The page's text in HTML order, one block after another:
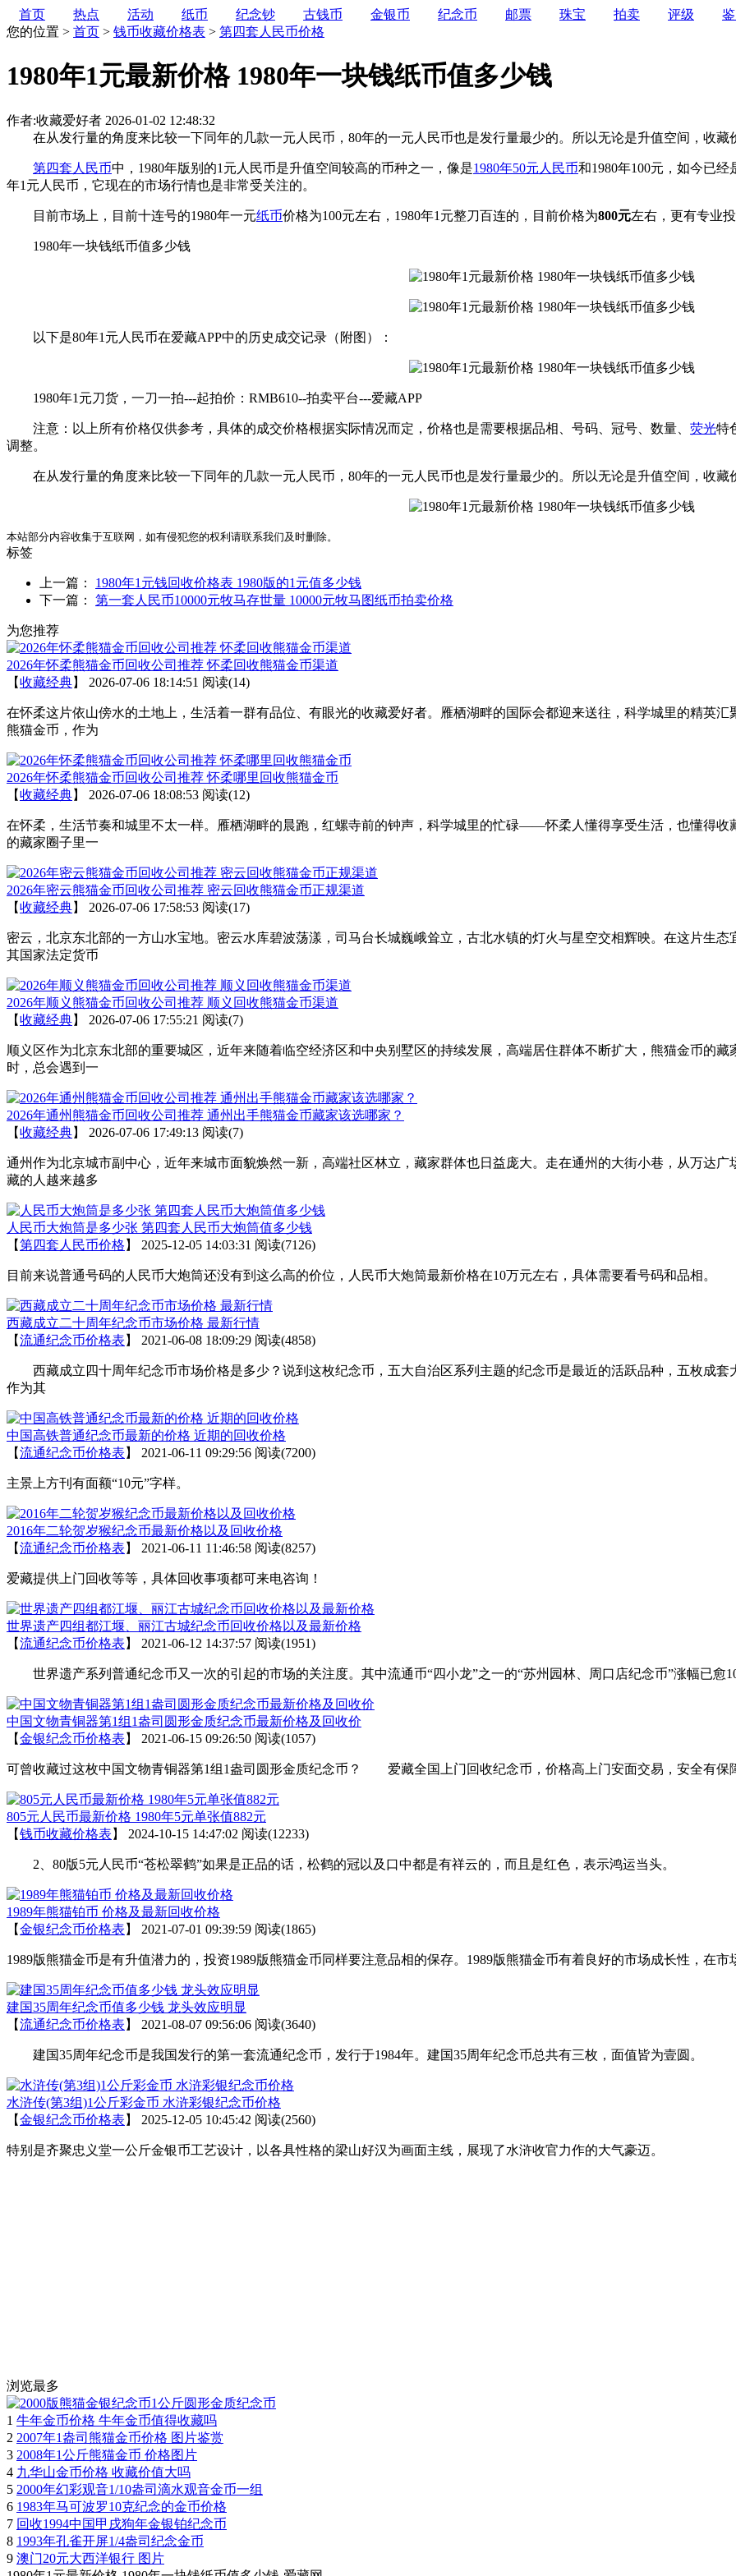
首页 热点 活动 纸币 纪念钞 古钱币 金银币 纪念币 邮票 珠宝 拍卖 评级
您的位置 > 首页 > 钱币收藏价格表 > 第四套人民币价格
1980年1元最新价格 1980年一块钱纸币值多少钱
作者:收藏爱好者 2026-01-02 12:48:32
在从发行量的角度来比较一下同年的几款一元人民币，80年的一元人民币也是发行量最少的。所以无论是升值空间，收藏
第四套人民币中，1980年版别的1元人民币是升值空间较高的币种之一，像是1980年50元人民币和1980年100元，如今已
年1元人民币，它现在的市场行情也是非常受关注的。
目前市场上，目前十连号的1980年一元纸币价格为100元左右，1980年1元整刀百连的，目前价格为800元左右，更有专业
1980年一块钱纸币值多少钱
以下是80年1元人民币在爱藏APP中的历史成交记录（附图）：
1980年1元刀货，一刀一拍---起拍价：RMB610--拍卖平台---爱藏APP
注意：以上所有价格仅供参考，具体的成交价格根据实际情况而定，价格也是需要根据品相、号码、冠号、数量、 荧光特
调整。
在从发行量的角度来比较一下同年的几款一元人民币，80年的一元人民币也是发行量最少的。所以无论是升值空间，收藏
本站部分内容收集于互联网，如有侵犯您的权利请联系我们及时删除。
标签
上一篇： 1980年1元钱回收价格表 1980版的1元值多少钱
下一篇： 第一套人民币10000元牧马存世量 10000元牧马图纸币拍卖价格
为您推荐
2026年怀柔熊猫金币回收公司推荐 怀柔回收熊猫金币渠道
【收藏经典】 2026-07-06 18:14:51 阅读(14)
在怀柔这片依山傍水的土地上，生活着一群有品位、有眼光的收藏爱好者。雁栖湖畔的国际会都迎来送往，科学城里的精英
熊猫金币，作为
2026年怀柔熊猫金币回收公司推荐 怀柔哪里回收熊猫金币
【收藏经典】 2026-07-06 18:08:53 阅读(12)
在怀柔，生活节奏和城里不太一样。雁栖湖畔的晨跑，红螺寺前的钟声，科学城里的忙碌——怀柔人懂得享受生活，也懂得
的藏家圈子里一
2026年密云熊猫金币回收公司推荐 密云回收熊猫金币正规渠道
【收藏经典】 2026-07-06 17:58:53 阅读(17)
密云，北京东北部的一方山水宝地。密云水库碧波荡漾，司马台长城巍峨耸立，古北水镇的灯火与星空交相辉映。在这片生
其国家法定货币
2026年顺义熊猫金币回收公司推荐 顺义回收熊猫金币渠道
【收藏经典】 2026-07-06 17:55:21 阅读(7)
顺义区作为北京东北部的重要城区，近年来随着临空经济区和中央别墅区的持续发展，高端居住群体不断扩大，熊猫金币的
时，总会遇到一
2026年通州熊猫金币回收公司推荐 通州出手熊猫金币藏家该选哪家？
【收藏经典】 2026-07-06 17:49:13 阅读(7)
通州作为北京城市副中心，近年来城市面貌焕然一新，高端社区林立，藏家群体也日益庞大。走在通州的大街小巷，从万达
藏的人越来越多
人民币大炮筒是多少张 第四套人民币大炮筒值多少钱
【第四套人民币价格 】 2025-12-05 14:03:31 阅读(7126)
目前来说普通号码的人民币大炮筒还没有到这么高的价位，人民币大炮筒最新价格在10万元左右，具体需要看号码和品相。
西藏成立二十周年纪念币市场价格 最新行情
【流通纪念币价格表 】 2021-06-08 18:09:29 阅读(4858)
西藏成立四十周年纪念币市场价格是多少？说到这枚纪念币，五大自治区系列主题的纪念币是最近的活跃品种，五枚成套
作为其
中国高铁普通纪念币最新的价格 近期的回收价格
【流通纪念币价格表 】 2021-06-11 09:29:56 阅读(7200)
主景上方刊有面额“10元”字样。
2016年二轮贺岁猴纪念币最新价格以及回收价格
【流通纪念币价格表 】 2021-06-11 11:46:58 阅读(8257)
爱藏提供上门回收等等，具体回收事项都可来电咨询！
世界遗产四组都江堰、丽江古城纪念币回收价格以及最新价格
【流通纪念币价格表 】 2021-06-12 14:37:57 阅读(1951)
世界遗产系列普通纪念币又一次的引起的市场的关注度。其中流通币“四小龙”之一的“苏州园林、周口店纪念币”涨幅已愈10
中国文物青铜器第1组1盎司圆形金质纪念币最新价格及回收价
【金银纪念币价格表 】 2021-06-15 09:26:50 阅读(1057)
可曾收藏过这枚中国文物青铜器第1组1盎司圆形金质纪念币？ 爱藏全国上门回收纪念币，价格高上门安面交易，安全有保
805元人民币最新价格 1980年5元单张值882元
【钱币收藏价格表 】 2024-10-15 14:47:02 阅读(12233)
2、80版5元人民币“苍松翠鹤”如果是正品的话，松鹤的冠以及口中都是有祥云的，而且是红色，表示鸿运当头。
1989年熊猫铂币 价格及最新回收价格
【金银纪念币价格表 】 2021-07-01 09:39:59 阅读(1865)
1989版熊猫金币是有升值潜力的，投资1989版熊猫金币同样要注意品相的保存。1989版熊猫金币有着良好的市场成长性，在市
建国35周年纪念币值多少钱 龙头效应明显
【流通纪念币价格表 】 2021-08-07 09:56:06 阅读(3640)
建国35周年纪念币是我国发行的第一套流通纪念币，发行于1984年。建国35周年纪念币总共有三枚，面值皆为壹圆。
水浒传(第3组)1公斤彩金币 水浒彩银纪念币价格
【金银纪念币价格表 】 2025-12-05 10:45:42 阅读(2560)
特别是齐聚忠义堂一公斤金银币工艺设计，以各具性格的梁山好汉为画面主线，展现了水浒收官力作的大气豪迈。
浏览最多
1 牛年金币价格 牛年金币值得收藏吗
2 2007年1盎司熊猫金币价格 图片鉴赏
3 2008年1公斤熊猫金币 价格图片
4 九华山金币价格 收藏价值大吗
5 2000年幻彩观音1/10盎司滴水观音金币一组
6 1983年马可波罗10克纪念的金币价格
7 回收1994中国甲戌狗年金银铂纪念币
8 1993年孔雀开屏1/4盎司纪念金币
9 澳门20元大西洋银行 图片